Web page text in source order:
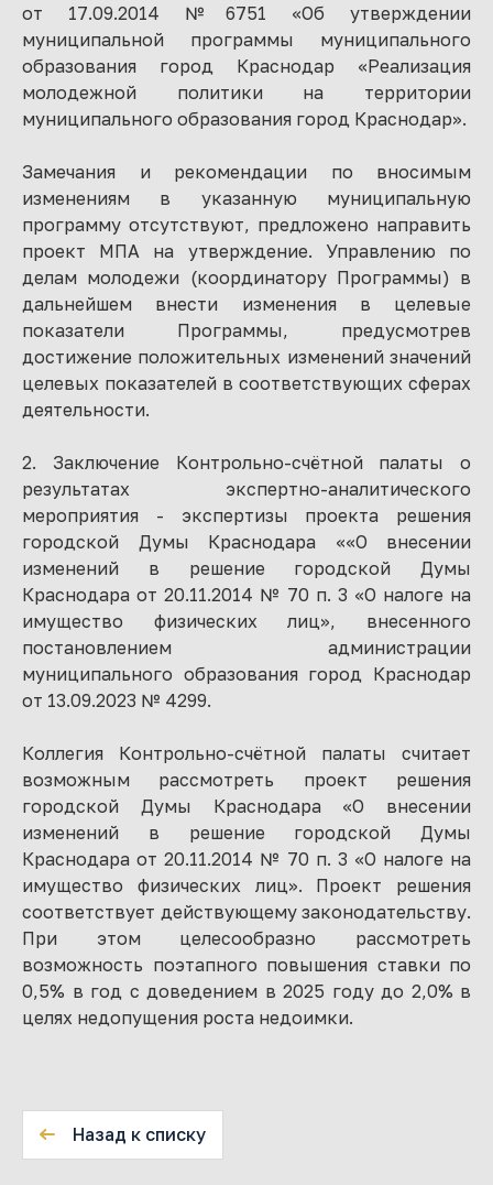
от 17.09.2014 №6751 «Об утверждении
муниципальной программы муниципального
образования город Краснодар «Реализация
молодежной политики на территории
муниципального образования город Краснодар».
Замечания и рекомендации по вносимым
изменениям в указанную муниципальную
программу отсутствуют, предложено направить
проект МПА на утверждение. Управлению по
делам молодежи (координатору Программы) в
дальнейшем внести изменения в целевые
показатели Программы, предусмотрев
достижение положительных изменений значений
целевых показателей в соответствующих сферах
деятельности.
2. Заключение Контрольно-счётной палаты о
результатах экспертно-аналитического
мероприятия - экспертизы проекта решения
городской Думы Краснодара ««О внесении
изменений в решение городской Думы
Краснодара от 20.11.2014 № 70 п. 3 «О налоге на
имущество физических лиц», внесенного
постановлением администрации
муниципального образования город Краснодар
от 13.09.2023 № 4299.
Коллегия Контрольно-счётной палаты считает
возможным рассмотреть проект решения
городской Думы Краснодара «О внесении
изменений в решение городской Думы
Краснодара от 20.11.2014 № 70 п. 3 «О налоге на
имущество физических лиц». Проект решения
соответствует действующему законодательству.
При этом целесообразно рассмотреть
возможность поэтапного повышения ставки по
0,5% в год с доведением в 2025 году до 2,0% в
целях недопущения роста недоимки.
Назад к списку